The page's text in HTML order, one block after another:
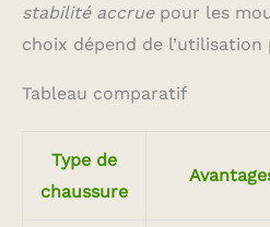
stabilité accruepour les
choix dépend de l’utilisation
Tableau comparatif
Type de
chaussure